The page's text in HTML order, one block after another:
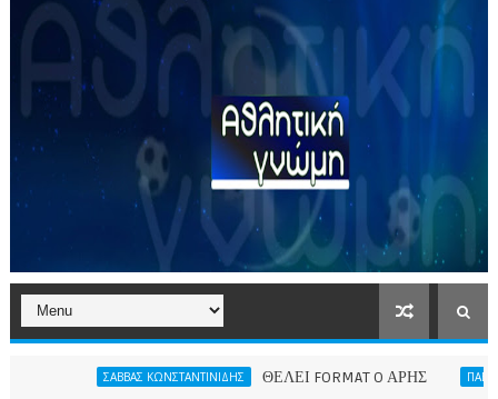
ΣΑΒΒΑΣ ΚΩΝΣΤΑΝΤΙΝΙΔΗΣ ΘΕΛΕΙ FORMAT O ΑΡΗΣ ΠΑΕ ΑΡΗΣ Η